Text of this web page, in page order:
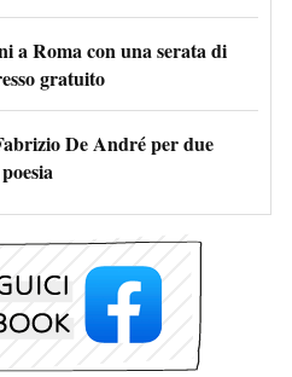
a Roma con una serata di
gratuito
De André per due